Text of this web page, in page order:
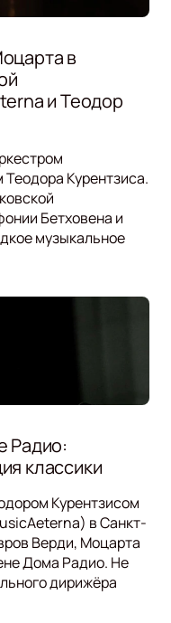
в
и Теодор
Курентзиса.
Бетховена и
музыкальное
Радио:
классики
Курентзисом
в Санкт-
Верди, Моцарта
Дома Радио. Не
дирижёра